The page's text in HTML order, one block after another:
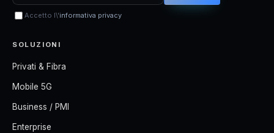
Accetto l\'informativa privacy
SOLUZIONI
Privati & Fibra
Mobile 5G
Business / PMI
Enterprise